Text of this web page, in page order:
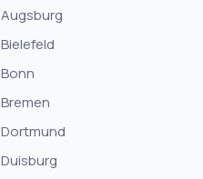
Augsburg
Bielefeld
Bonn
Bremen
Dortmund
Duisburg